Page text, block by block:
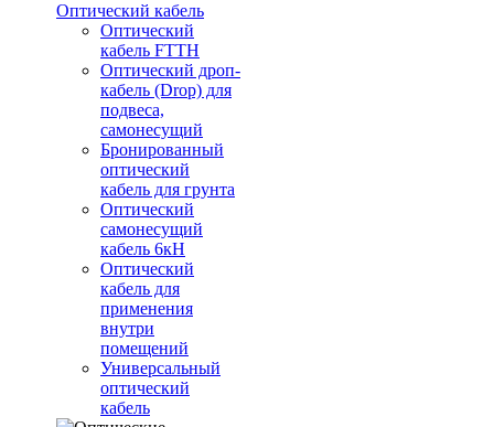
Оптический кабель
Оптический
кабель FTTH
Оптический дроп-
кабель (Drop) для
подвеса,
самонесущий
Бронированный
оптический
кабель для грунта
Оптический
самонесущий
кабель 6кН
Оптический
кабель для
применения
внутри
помещений
Универсальный
оптический
кабель